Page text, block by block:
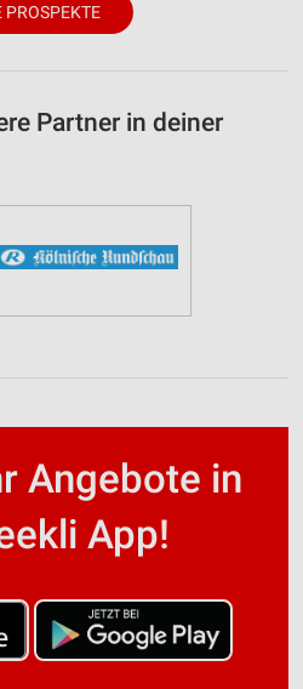
PROSPEKTE
Partner in deiner
Angebote in
App!